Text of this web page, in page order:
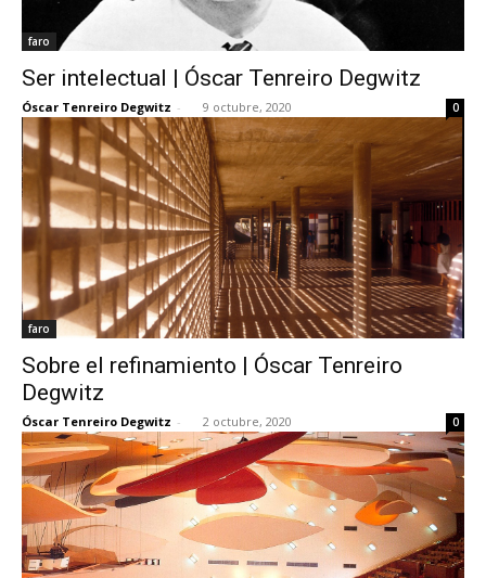
faro
Ser intelectual | Óscar Tenreiro Degwitz
Óscar Tenreiro Degwitz - 9 octubre, 2020 0
faro
Sobre el refinamiento | Óscar Tenreiro
Degwitz
Óscar Tenreiro Degwitz - 2 octubre, 2020 0